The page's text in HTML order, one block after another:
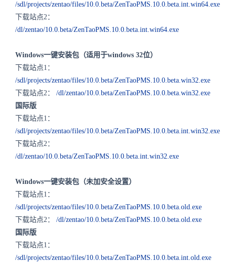
/sdl/projects/zentao/files/10.0.beta/ZenTaoPMS.10.0.beta.int.win64.exe
下载站点2：
/dl/zentao/10.0.beta/ZenTaoPMS.10.0.beta.int.win64.exe
Windows一键安装包（适用于windows 32位）
下载站点1：
/sdl/projects/zentao/files/10.0.beta/ZenTaoPMS.10.0.beta.win32.exe
下载站点2： /dl/zentao/10.0.beta/ZenTaoPMS.10.0.beta.win32.exe
国际版
下载站点1：
/sdl/projects/zentao/files/10.0.beta/ZenTaoPMS.10.0.beta.int.win32.exe
下载站点2：
/dl/zentao/10.0.beta/ZenTaoPMS.10.0.beta.int.win32.exe
Windows一键安装包（未加安全设置）
下载站点1：
/sdl/projects/zentao/files/10.0.beta/ZenTaoPMS.10.0.beta.old.exe
下载站点2： /dl/zentao/10.0.beta/ZenTaoPMS.10.0.beta.old.exe
国际版
下载站点1：
/sdl/projects/zentao/files/10.0.beta/ZenTaoPMS.10.0.beta.int.old.exe